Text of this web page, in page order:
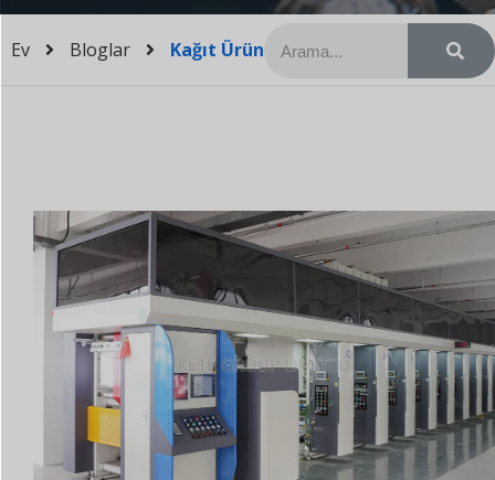
Ev Bloglar Kağıt Ürün Makineleri